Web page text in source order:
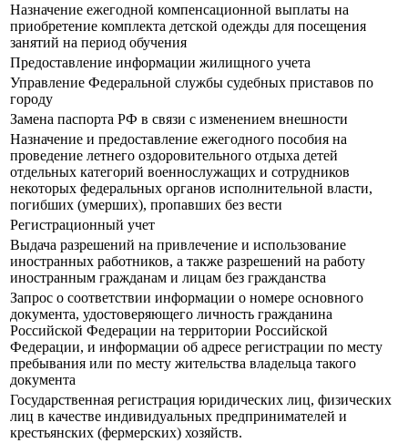
Назначение ежегодной компенсационной выплаты на
приобретение комплекта детской одежды для посещения
занятий на период обучения
Предоставление информации жилищного учета
Управление Федеральной службы судебных приставов по
городу
Замена паспорта РФ в связи с изменением внешности
Назначение и предоставление ежегодного пособия на
проведение летнего оздоровительного отдыха детей
отдельных категорий военнослужащих и сотрудников
некоторых федеральных органов исполнительной власти,
погибших (умерших), пропавших без вести
Регистрационный учет
Выдача разрешений на привлечение и использование
иностранных работников, а также разрешений на работу
иностранным гражданам и лицам без гражданства
Запрос о соответствии информации о номере основного
документа, удостоверяющего личность гражданина
Российской Федерации на территории Российской
Федерации, и информации об адресе регистрации по месту
пребывания или по месту жительства владельца такого
документа
Государственная регистрация юридических лиц, физических
лиц в качестве индивидуальных предпринимателей и
крестьянских (фермерских) хозяйств.